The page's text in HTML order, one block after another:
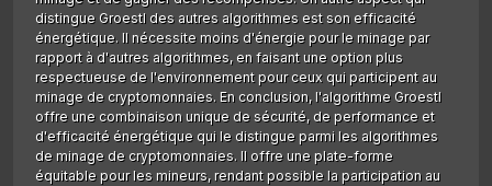
distingue Groestl des autres algorithmes est son efficacité
énergétique. Il nécessite moins d'énergie pour le minage par
rapport à d'autres algorithmes, en faisant une option plus
respectueuse de l'environnement pour ceux qui participent au
minage de cryptomonnaies. En conclusion, l'algorithme Groestl
offre une combinaison unique de sécurité, de performance et
d'efficacité énergétique qui le distingue parmi les algorithmes
de minage de cryptomonnaies. Il offre une plate-forme
équitable pour les mineurs, rendant possible la participation au